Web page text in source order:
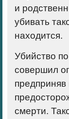
и
убивать
находится.
Убийство
совершил
смерти.